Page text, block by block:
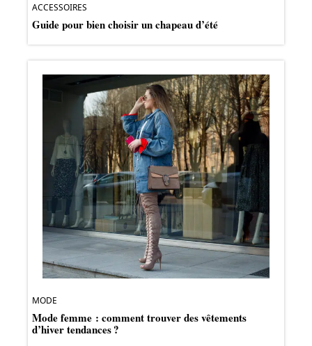
ACCESSOIRES
Guide pour bien choisir un chapeau d’été
MODE
Mode femme : comment trouver des vêtements
d’hiver tendances ?